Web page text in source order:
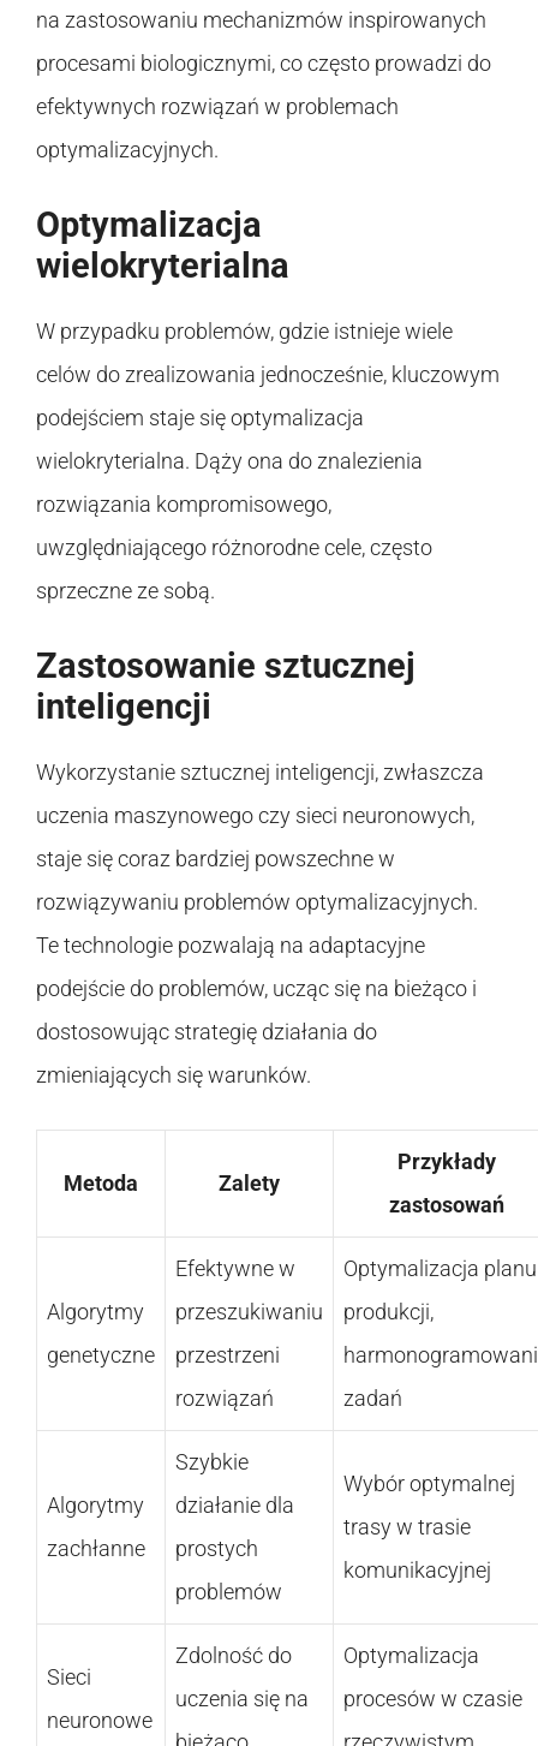
na zastosowaniu mechanizmów inspirowanych
procesami biologicznymi, co często prowadzi do
efektywnych rozwiązań w problemach
optymalizacyjnych.
Optymalizacja
wielokryterialna
W przypadku problemów, gdzie istnieje wiele
celów do zrealizowania jednocześnie, kluczowym
podejściem staje się optymalizacja
wielokryterialna. Dąży ona do znalezienia
rozwiązania kompromisowego,
uwzględniającego różnorodne cele, często
sprzeczne ze sobą.
Zastosowanie sztucznej
inteligencji
Wykorzystanie sztucznej inteligencji, zwłaszcza
uczenia maszynowego czy sieci neuronowych,
staje się coraz bardziej powszechne w
rozwiązywaniu problemów optymalizacyjnych.
Te technologie pozwalają na adaptacyjne
podejście do problemów, ucząc się na bieżąco i
dostosowując strategię działania do
zmieniających się warunków.
Metoda Zalety
Przykłady
zastosowań
Algorytmy
genetyczne
Efektywne w
przeszukiwaniu
przestrzeni
rozwiązań
Optymalizacja planu
produkcji,
zadań
Algorytmy
zachłanne
Szybkie
działanie dla
prostych
problemów
Wybór optymalnej
trasy w trasie
komunikacyjnej
Sieci
neuronowe
Zdolność do
uczenia się na
Optymalizacja
procesów w czasie